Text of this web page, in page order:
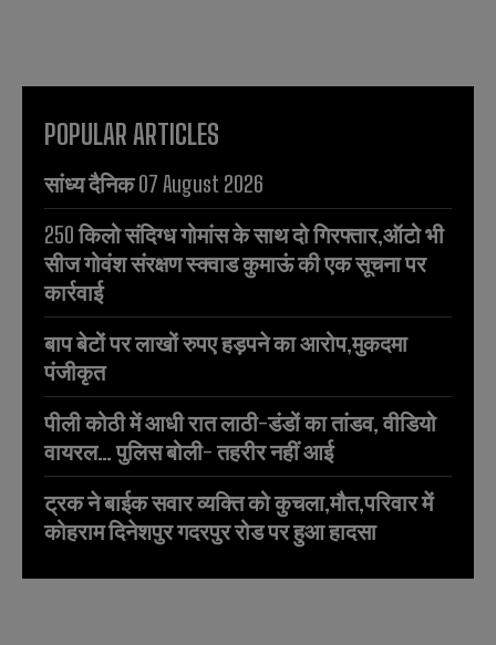
POPULAR ARTICLES
सांध्य दैनिक 07 August 2026
250 किलो संदिग्ध गोमांस के साथ दो गिरफ्तार,ऑटो भी
सीज गोवंश संरक्षण स्क्वाड कुमाऊं की एक सूचना पर
कार्रवाई
बाप बेटों पर लाखों रुपए हड़पने का आरोप,मुकदमा
पंजीकृत
पीली कोठी में आधी रात लाठी-डंडों का तांडव, वीडियो
वायरल… पुलिस बोली- तहरीर नहीं आई
ट्रक ने बाईक सवार व्यक्ति को कुचला,मौत,परिवार में
कोहराम दिनेशपुर गदरपुर रोड पर हुआ हादसा